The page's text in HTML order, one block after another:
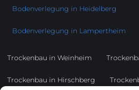
Bodenverlegung in Heidelberg
Bodenverlegung in Lampertheim
Trockenbau in Weinheim
Trockenbau in Hirschberg